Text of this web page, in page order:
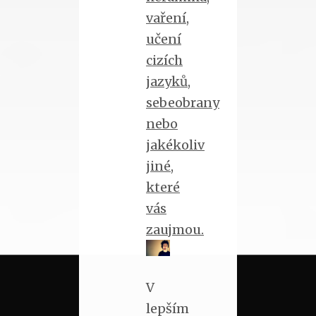
vaření,
učení
cizích
jazyků,
sebeobrany
nebo
jakékoliv
jiné,
které
vás
zaujmou.
V
lepším